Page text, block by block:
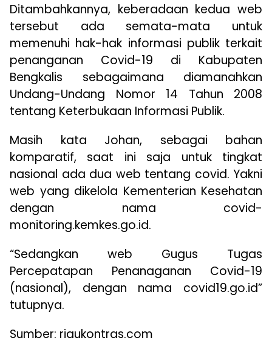
Ditambahkannya, keberadaan kedua web
tersebut ada semata-mata untuk
memenuhi hak-hak informasi publik terkait
penanganan Covid-19 di Kabupaten
Bengkalis sebagaimana diamanahkan
Undang-Undang Nomor 14 Tahun 2008
tentang Keterbukaan Informasi Publik.
Masih kata Johan, sebagai bahan
komparatif, saat ini saja untuk tingkat
nasional ada dua web tentang covid. Yakni
web yang dikelola Kementerian Kesehatan
dengan nama covid-
monitoring.kemkes.go.id.
“Sedangkan web Gugus Tugas
Percepatapan Penanaganan Covid-19
(nasional), dengan nama covid19.go.id”
tutupnya.
Sumber: riaukontras.com